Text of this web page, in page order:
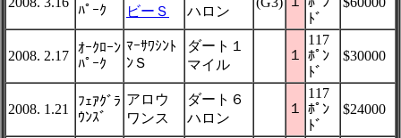
ﾊﾟｰｸ
ビーＳ
ハロン
ﾄﾞ
2008. 2.17
ｵｰｸﾛｰﾝ
ﾊﾟｰｸ
ﾏｰｻﾜｼﾝﾄ
ﾝＳ
ダート１
マイル
１
117
ﾎﾟﾝ
ﾄﾞ
$30000
2008. 1.21
ﾌｪｱｸﾞﾗ
ｳﾝｽﾞ
アロウ
ワンス
ダート６
ハロン
１
117
ﾎﾟﾝ
ﾄﾞ
$24000